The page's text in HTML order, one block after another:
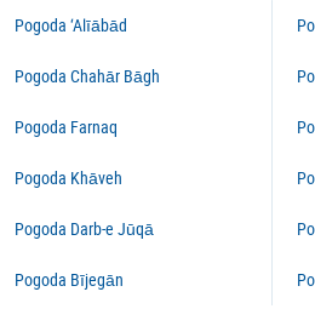
Pogoda ‘Alīābād
Pogoda Chahār Bāgh
Pogoda Farnaq
Pogoda Khāveh
Pogoda Darb-e Jūqā
Pogoda Bījegān